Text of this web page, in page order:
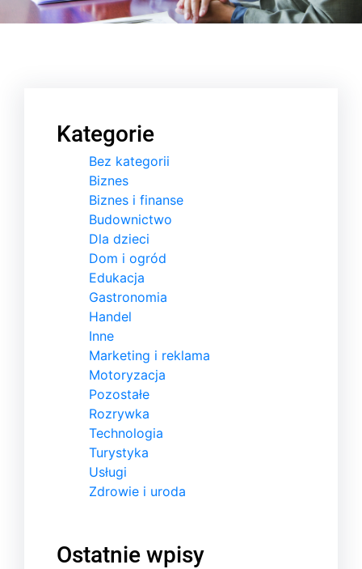
Kategorie
Bez kategorii
Biznes
Biznes i finanse
Budownictwo
Dla dzieci
Dom i ogród
Edukacja
Gastronomia
Handel
Inne
Marketing i reklama
Motoryzacja
Pozostałe
Rozrywka
Technologia
Turystyka
Usługi
Zdrowie i uroda
Ostatnie wpisy